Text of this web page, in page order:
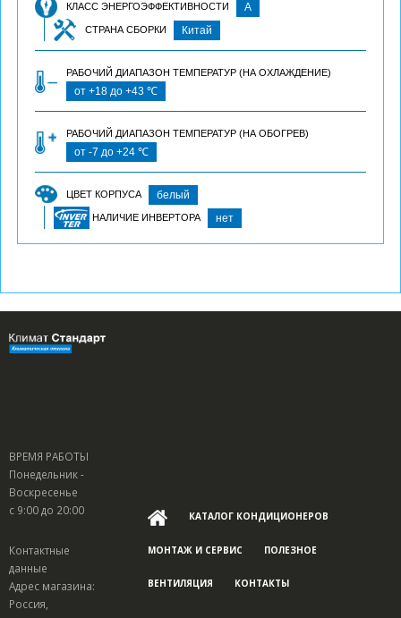
КЛАСС ЭНЕРГОЭФФЕКТИВНОСТИ А
СТРАНА СБОРКИ Китай
РАБОЧИЙ ДИАПАЗОН ТЕМПЕРАТУР (НА ОХЛАЖДЕНИЕ)
от +18 до +43 ℃
РАБОЧИЙ ДИАПАЗОН ТЕМПЕРАТУР (НА ОБОГРЕВ)
от -7 до +24 ℃
ЦВЕТ КОРПУСА белый
НАЛИЧИЕ ИНВЕРТОРА нет
ВРЕМЯ РАБОТЫ
Понедельник -
Воскресенье
с 9:00 до 20:00
Контактные
данные
Адрес магазина:
Россия,
КАТАЛОГ КОНДИЦИОНЕРОВ
МОНТАЖ И СЕРВИС ПОЛЕЗНОЕ
ВЕНТИЛЯЦИЯ КОНТАКТЫ